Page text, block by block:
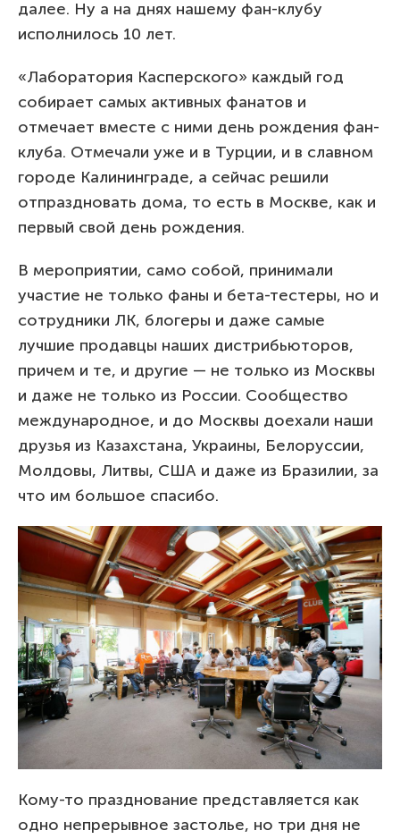
далее. Ну а на днях нашему фан-клубу
исполнилось 10 лет.
«Лаборатория Касперского» каждый год
собирает самых активных фанатов и
отмечает вместе с ними день рождения фан-
клуба. Отмечали уже и в Турции, и в славном
городе Калининграде, а сейчас решили
отпраздновать дома, то есть в Москве, как и
первый свой день рождения.
В мероприятии, само собой, принимали
участие не только фаны и бета-тестеры, но и
сотрудники ЛК, блогеры и даже самые
лучшие продавцы наших дистрибьюторов,
причем и те, и другие — не только из Москвы
и даже не только из России. Сообщество
международное, и до Москвы доехали наши
друзья из Казахстана, Украины, Белоруссии,
Молдовы, Литвы, США и даже из Бразилии, за
что им большое спасибо.
Кому-то празднование представляется как
одно непрерывное застолье, но три дня не